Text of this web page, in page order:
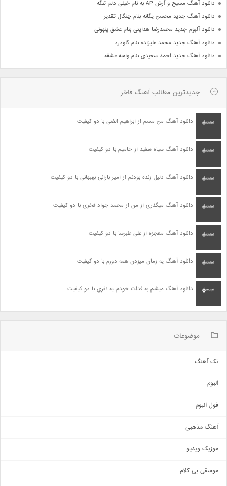
دانلود آهنگ مسیح و آرش AP به نام خیلی دلم تنگه
دانلود آهنگ جدید محسن یگانه بنام چنگال تقدیر
دانلود آلبوم جدید محمدرضا هدایتی بنام عشق پنهونی
دانلود آهنگ جدید محمد علیزاده بنام گلودرد
دانلود آهنگ جدید احمد سعیدی بنام واسه عشقه
جدیدترین مطالب آهنگ فاخر
دانلود آهنگ من مسم از ابراهیم الفتی با دو کیفیت
دانلود آهنگ سیاه سفید از حامیم با دو کیفیت
دانلود آهنگ دلیل زنده بودنم از امیر بارانی بهبهانی با دو کیفیت
دانلود آهنگ میگذری از من از محمد جواد فخری با دو کیفیت
دانلود آهنگ معجزه از علی طبرسا با دو کیفیت
دانلود آهنگ یه زمان میزدن همه دورم با دو کیفیت
دانلود آهنگ میشم به فدات خودم یه نفری با دو کیفیت
موضوعات
تک آهنگ
اجتماعی
حماسی
سنتی
اهنگ بندرعباسی
البوم
فول البوم
آهنگ مذهبی
موزیک ویدیو
موسقی بی کلام